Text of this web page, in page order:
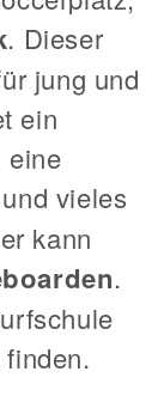
. Dieser
jung und
ein
eine
und vieles
kann
.